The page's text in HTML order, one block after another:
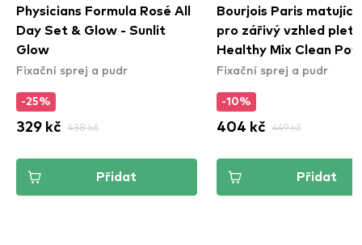
Physicians Formula Rosé All
Day Set & Glow - Sunlit
Glow
Fixační sprej a pudr
-25%
329 kč 438 kč
Přidat
Bourjois Paris matující
pro zářivý vzhled pleti
Healthy Mix Clean
003 Rose Beige
Fixační sprej a pudr
-10%
404 kč 449 kč
Přidat